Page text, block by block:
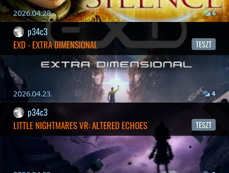
19 éve videójáték minden nap! Copyright 365 Media Kft
Impresszum Hirdetési ajánlatunk |
Adatvédelmi elveink |